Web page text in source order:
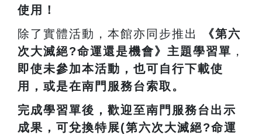
使用！
除了實體活動，本館亦同步推出
《第六
次大滅絕?命運還是機會》主題學習單 ，
即使未參加本活動，也可自行下載使
用，或是在南門服務台索取。
完成學習單後，歡迎至南門服務台出示
成果，可兌換特展(第六次大滅絕?命運